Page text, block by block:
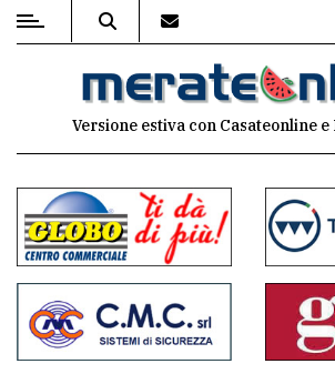
MENU
commenti
Contenuti
del
sito
Versione estiva con Casateonline